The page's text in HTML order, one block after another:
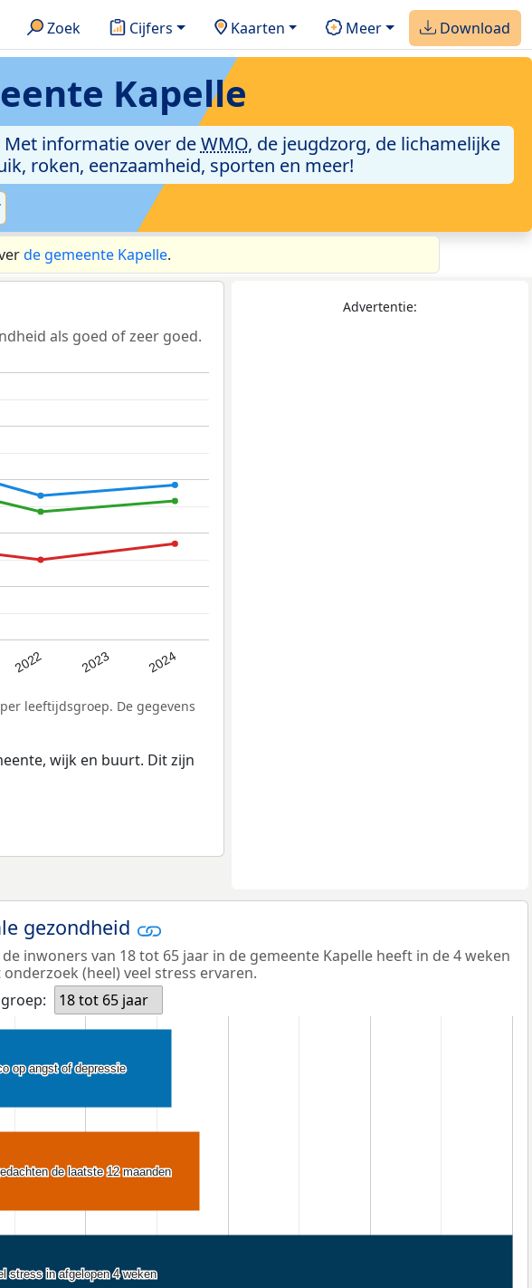
Zoek Cijfers Kaarten Meer Download
Kapelle
Met informatie over deWMO, de jeugdzorg, de lichamelijke
roken, eenzaamheid, sporten en meer!
de gemeente Kapelle.
als goed of zeer goed.
2022 2023 2024
leeftijdsgroep. De gegevens
wijk en buurt. Dit zijn
Advertentie:
gezondheid
de inwoners van 18 tot 65 jaar in de gemeente Kapelle heeft in de 4 weken
(heel) veel stress ervaren.
18 tot 65 jaar
op angst of depressie
op angst of depressie
de laatste 12 maanden
de laatste 12 maanden
stress in afgelopen 4 weken
stress in afgelopen 4 weken